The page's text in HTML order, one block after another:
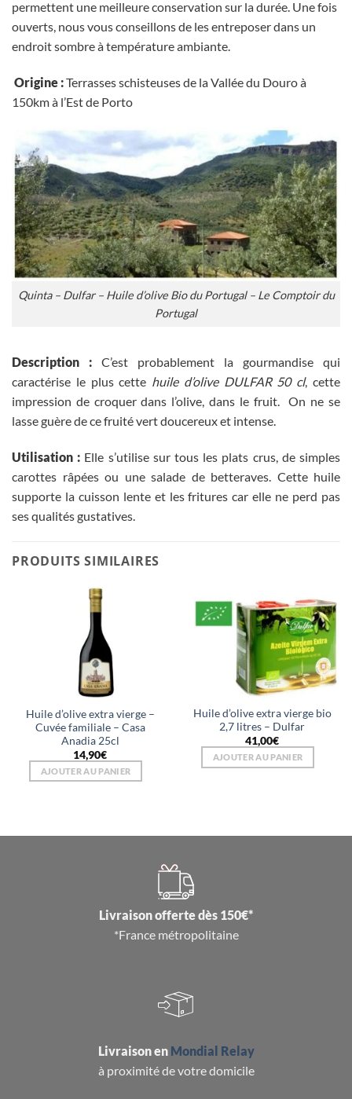
permettent une meilleure conservation sur la durée. Une fois
ouverts, nous vous conseillons de les entreposer dans un
endroit sombre à température ambiante.
Origine :Terrasses schisteuses de la Vallée du Douro à
150km à l’Est de Porto
Quinta – Dulfar – Huile d’olive Bio du Portugal – Le Comptoir du
Portugal
Description : C’est probablement la gourmandise qui
caractérise le plus cette huile d’olive DULFAR 50 cl, cette
impression de croquer dans l’olive, dans le fruit. On ne se
lasse guère de ce fruité vert doucereux et intense.
Utilisation : Elle s’utilise sur tous les plats crus, de simples
carottes râpées ou une salade de betteraves. Cette huile
supporte la cuisson lente et les fritures car elle ne perd pas
ses qualités gustatives.
PRODUITS SIMILAIRES
Huile d’olive extra vierge –
Cuvée familiale – Casa
Anadia 25cl
14,90€
AJOUTER AU PANIER
Huile d’olive extra vierge bio
2,7 litres – Dulfar
41,00€
AJOUTER AU PANIER
Livraison offerte dès 150€*
*France métropolitaine
Livraison en Mondial Relay
à proximité de votre domicile